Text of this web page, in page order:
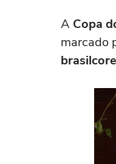
A Copa
marcado
brasilcore